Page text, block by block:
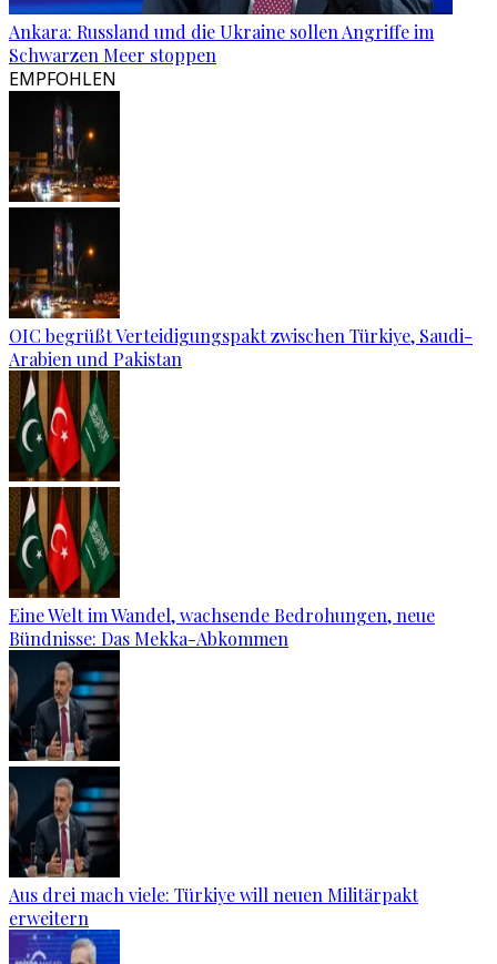
Ankara: Russland und die Ukraine sollen Angriffe im
Schwarzen Meer stoppen
EMPFOHLEN
OIC begrüßt Verteidigungspakt zwischen Türkiye, Saudi-
Arabien und Pakistan
Eine Welt im Wandel, wachsende Bedrohungen, neue
Bündnisse: Das Mekka-Abkommen
Aus drei mach viele: Türkiye will neuen Militärpakt
erweitern